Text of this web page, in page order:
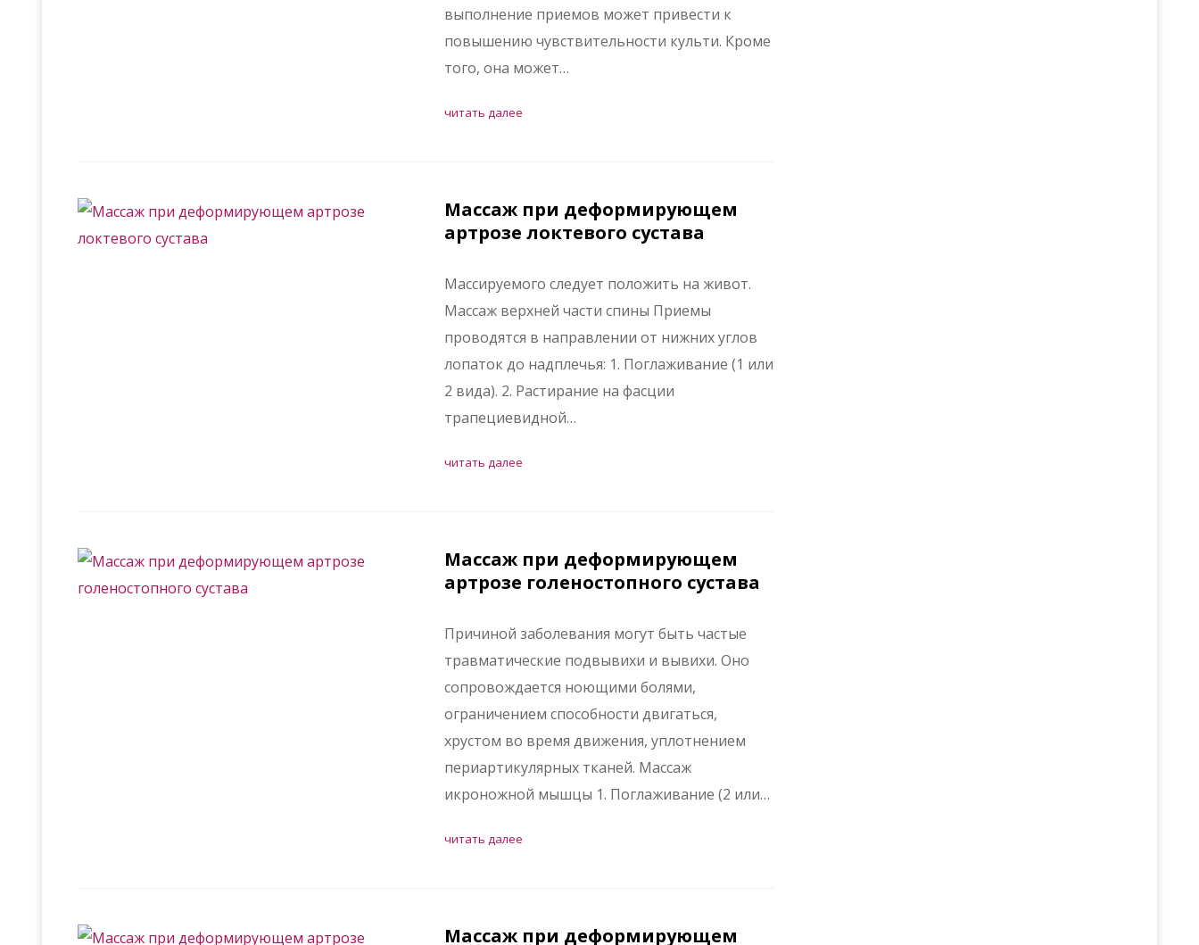
выполнение приемов может привести к
повышению чувствительности культи. Кроме
того, она может…
читать далее
Массаж при деформирующем
артрозе локтевого сустава
Массируемого следует положить на живот.
Массаж верхней части спины Приемы
проводятся в направлении от нижних углов
лопаток до надплечья: 1. Поглаживание (1 или
2 вида). 2. Растирание на фасции
трапециевидной…
читать далее
Массаж при деформирующем
артрозе голеностопного сустава
Причиной заболевания могут быть частые
травматические подвывихи и вывихи. Оно
сопровождается ноющими болями,
ограничением способности двигаться,
хрустом во время движения, уплотнением
периартикулярных тканей. Массаж
икроножной мышцы 1. Поглаживание (2 или…
читать далее
Массаж при деформирующем